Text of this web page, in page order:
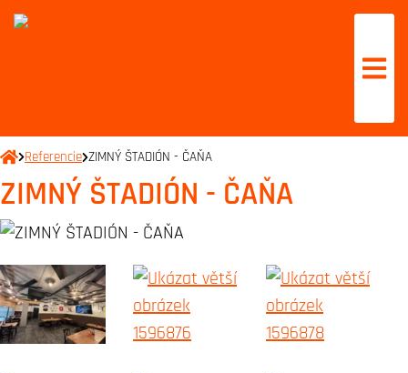
Referencie ZIMNÝ ŠTADIÓN - ČAŇA
ZIMNÝ ŠTADIÓN - ČAŇA